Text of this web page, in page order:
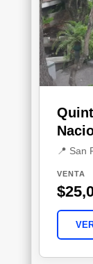
📍 San
VENTA